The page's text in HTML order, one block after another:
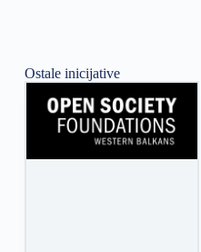
Ostale inicijative